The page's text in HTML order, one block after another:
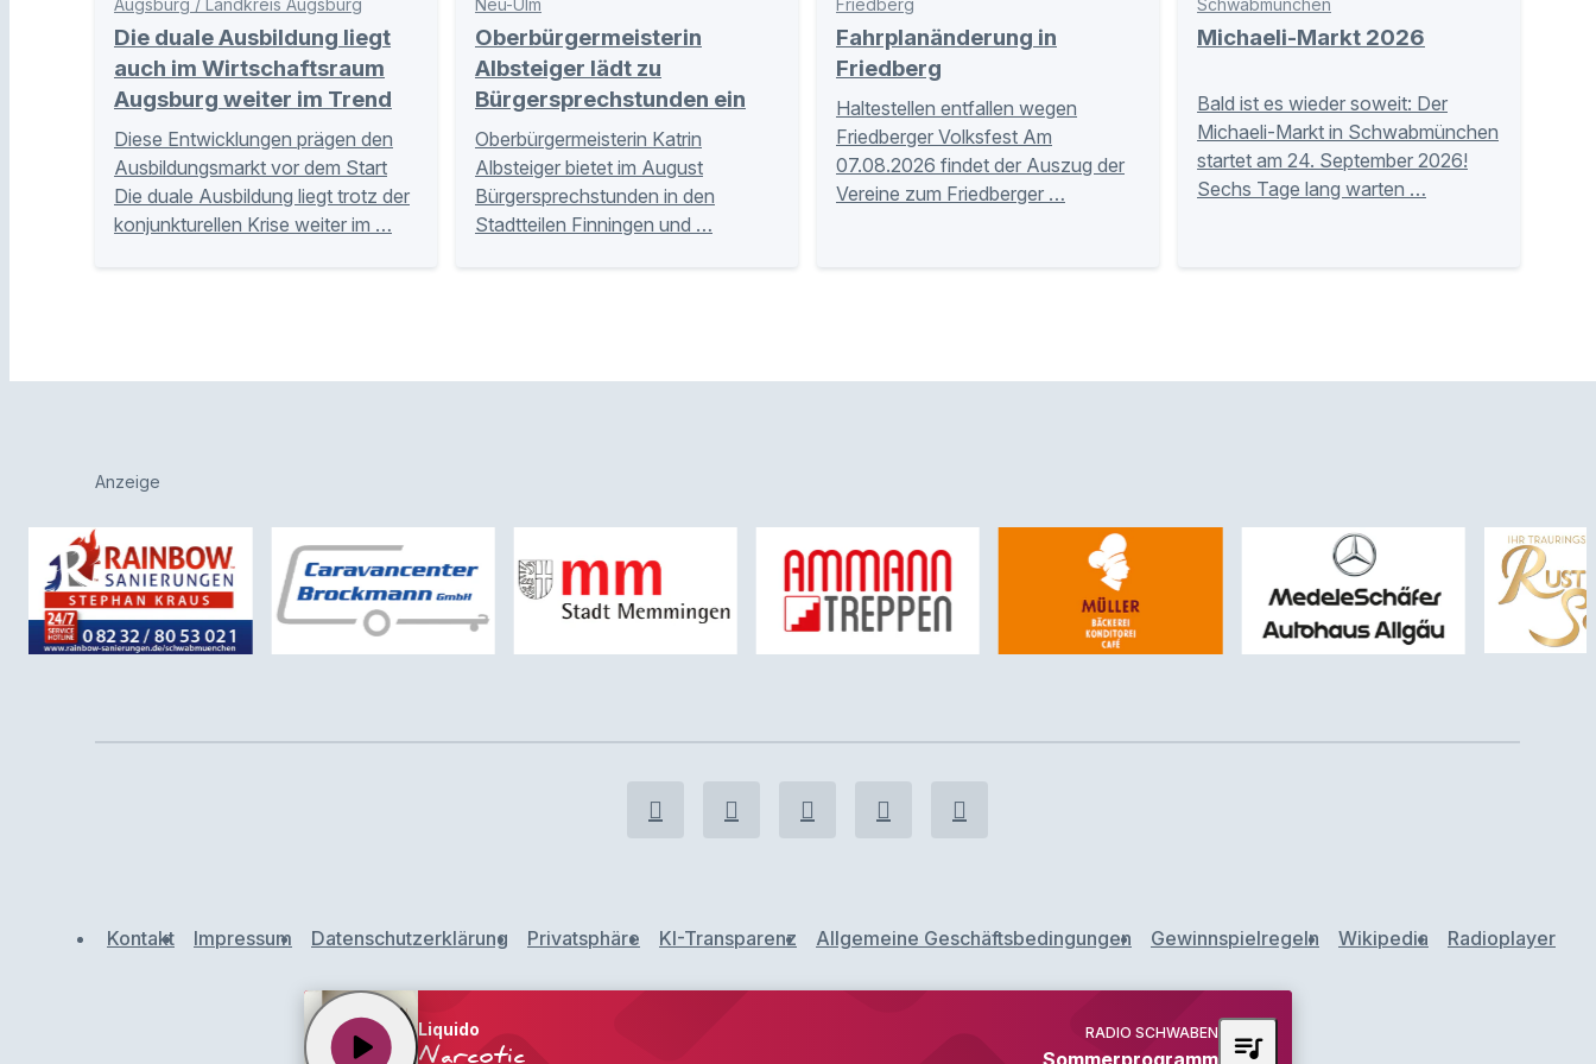
Augsburg / Landkreis Augsburg
Die duale Ausbildung liegt
auch im Wirtschaftsraum
Augsburg weiter im Trend
Diese Entwicklungen prägen den
Ausbildungsmarkt vor dem Start
Die duale Ausbildung liegt trotz der
konjunkturellen Krise weiter im …
Neu-Ulm
Oberbürgermeisterin
Albsteiger lädt zu
Bürgersprechstunden ein
Oberbürgermeisterin Katrin
Albsteiger bietet im August
Bürgersprechstunden in den
Stadtteilen Finningen und …
Friedberg
Fahrplanänderung in
Friedberg
Haltestellen entfallen wegen
Friedberger Volksfest Am
07.08.2026 findet der Auszug der
Vereine zum Friedberger …
Schwabmünchen
Michaeli-Markt 2026
Bald ist es wieder soweit: Der
Michaeli-Markt in Schwabmünchen
startet am 24. September 2026!
Sechs Tage lang warten …
Anzeige
Kontakt Impressum Datenschutzerklärung Privatsphäre KI-Transparenz Allgemeine Geschäftsbedingungen Gewinnspielregeln Wikipedia Radioplayer
Liquido
play_arrow Sommerprogramm
RADIO SCHWABEN queue_music